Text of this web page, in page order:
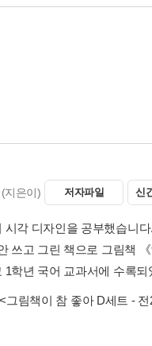
(지은이) 저자파일 신
시각 디자인을 공부했습니
쓰고 그린 책으로 그림책
1학년 국어 교과서에 수록
<그림책이 참 좋아 D세트 - 전